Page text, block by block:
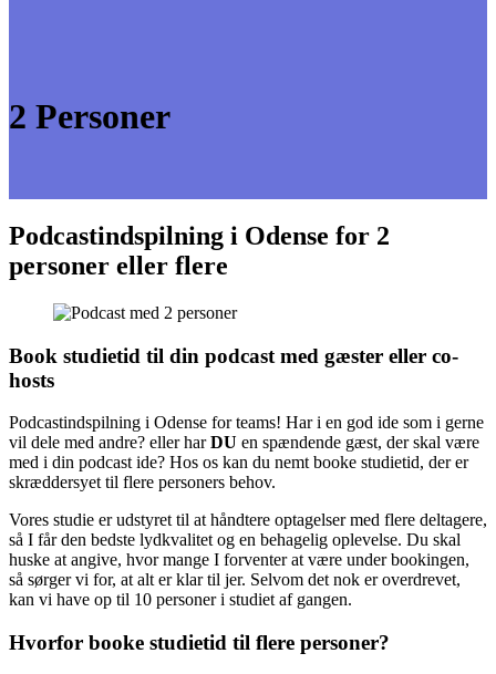
2 Personer
Podcastindspilning i Odense for 2
personer eller flere
Book studietid til din podcast med gæster eller co-
hosts
Podcastindspilning i Odense for teams! Har i en god ide som i gerne
vil dele med andre? eller harDU en spændende gæst, der skal være
med i din podcast ide? Hos os kan du nemt booke studietid, der er
skræddersyet til flere personers behov.
Vores studie er udstyret til at håndtere optagelser med flere deltagere,
så I får den bedste lydkvalitet og en behagelig oplevelse. Du skal
huske at angive, hvor mange I forventer at være under bookingen,
så sørger vi for, at alt er klar til jer. Selvom det nok er overdrevet,
kan vi have op til 10 personer i studiet af gangen.
Hvorfor booke studietid til flere personer?